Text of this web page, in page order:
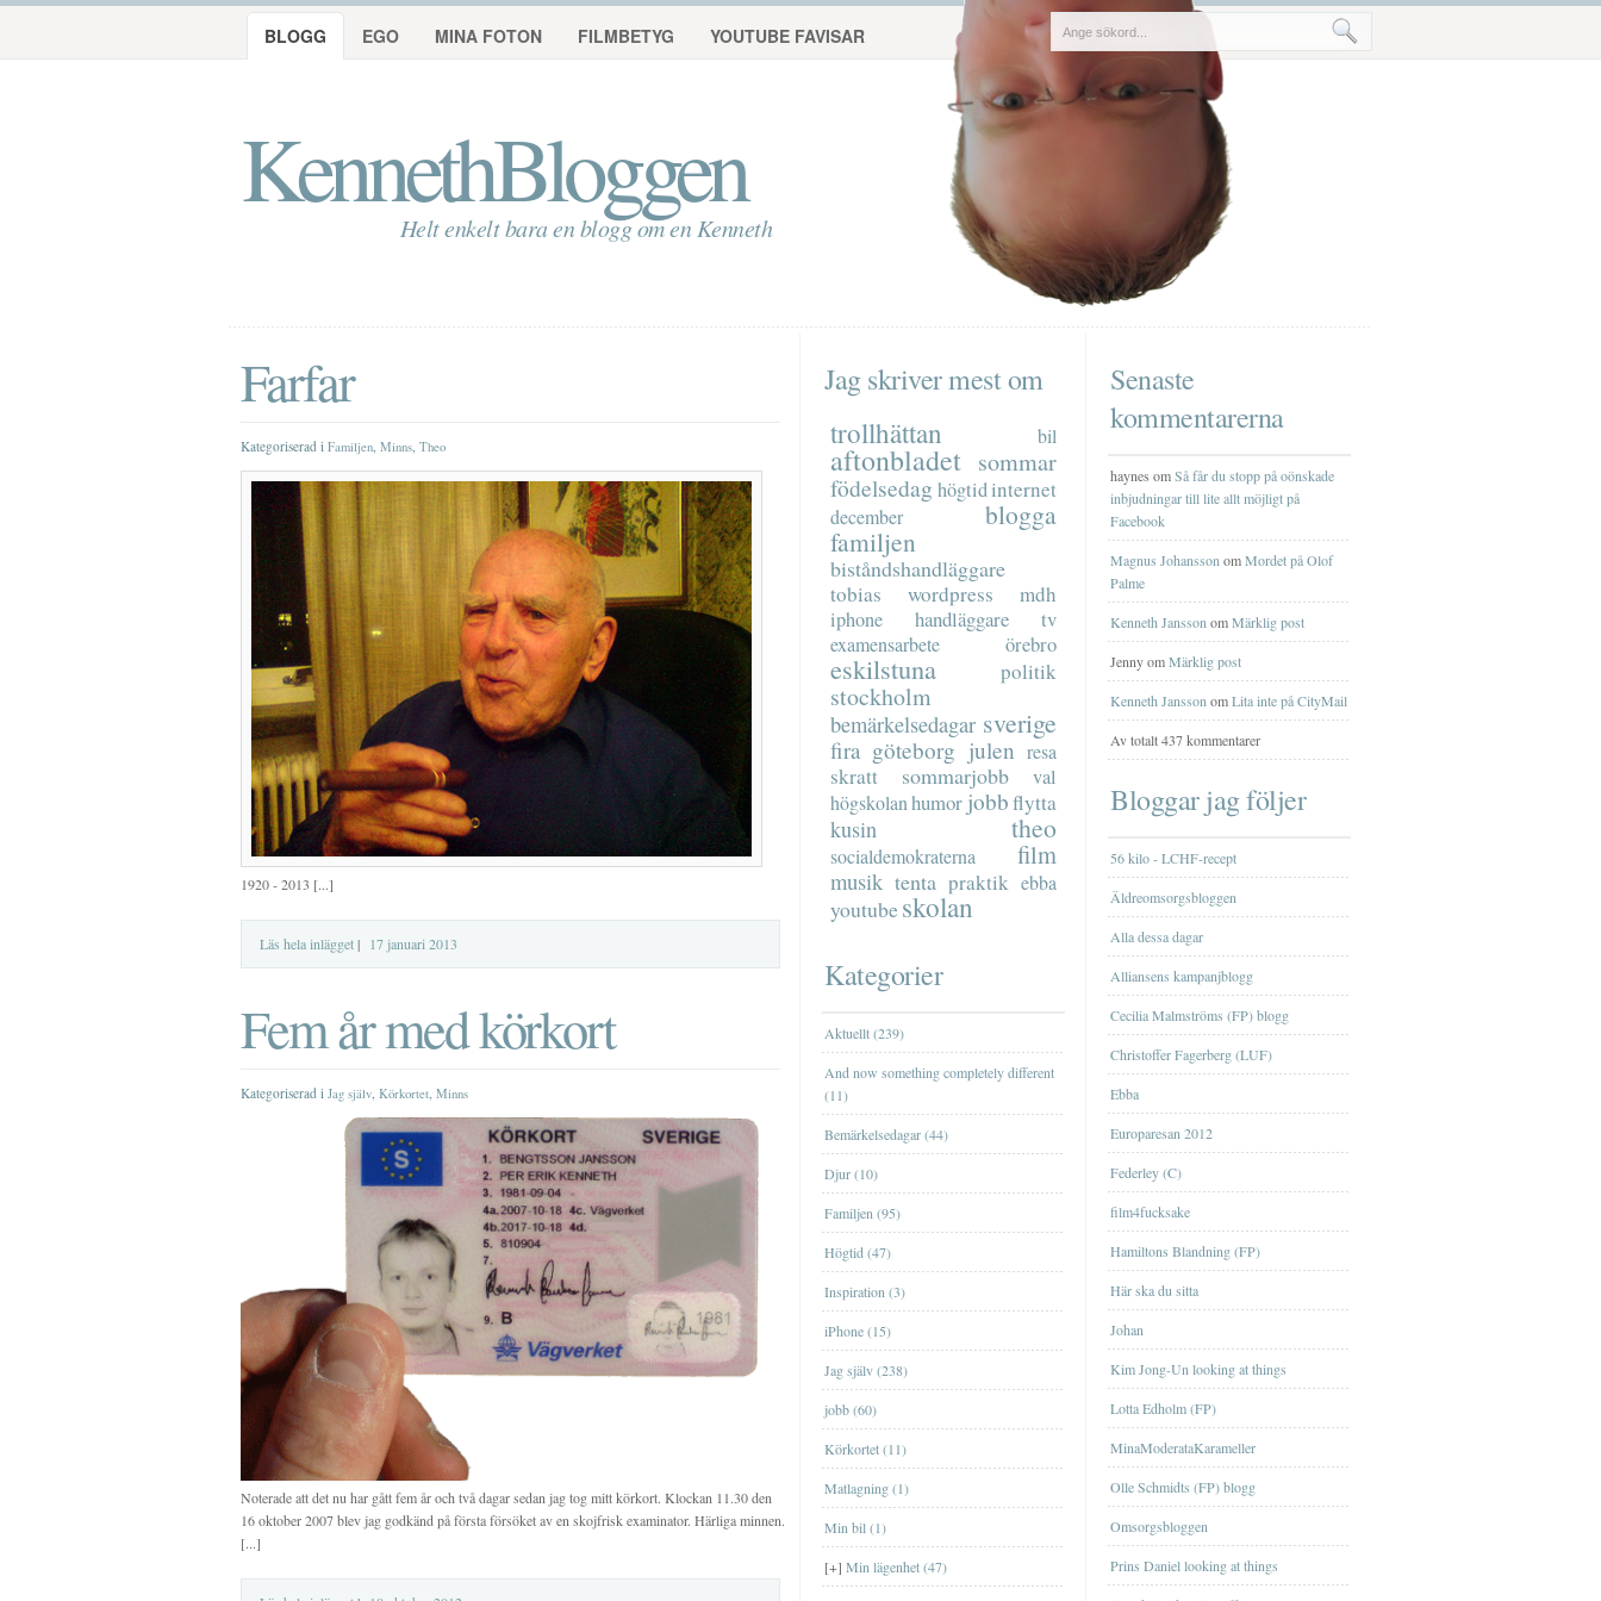
KennethBloggen
Helt enkelt bara en blogg om en Kenneth
BLOGG EGO MINA FOTON FILMBETYG YOUTUBE FAVISAR
Farfar
Kategoriserad i Familjen, Minns, Theo
1920 - 2013 [...]
Läs hela inlägget| 17 januari 2013
Fem år med körkort
Kategoriserad i Jag själv, Körkortet, Minns
Noterade att det nu har gått fem år och två dagar sedan jag tog mitt körkort. Klockan 11.30 den
16 oktober 2007 blev jag godkänd på första försöket av en skojfrisk examinator. Härliga minnen.
[...]
Jag skriver mest om
trollhättan bil
aftonbladet sommar
födelsedag högtidinternet
december blogga
familjen
biståndshandläggare
tobias wordpress mdh
iphone handläggare tv
examensarbete örebro
eskilstuna politik
stockholm
bemärkelsedagar sverige
fira göteborg julen resa
skratt sommarjobb val
högskolan humor jobbflytta
kusin theo
socialdemokraterna film
musik tenta praktik ebba
youtubeskolan
Kategorier
Aktuellt (239)
And now something completely different
(11)
Bemärkelsedagar (44)
Djur (10)
Familjen (95)
Högtid (47)
Inspiration (3)
iPhone (15)
Jag själv (238)
jobb (60)
Körkortet (11)
Matlagning (1)
Min bil (1)
[+] Min lägenhet (47)
Lägenheten i EskilstunaLägenheten i
Eskilstuna
Lägenheten i GislavedLägenheten i
Gislaved
Lägenheten i ÖrebroLägenheten i
Örebro
Lägenheten på HörngatanLägenheten på
Hörngatan
Lägenheten på KronogårdenLägenheten
på Kronogården
BöckerBöcker
Senaste
kommentarerna
haynes omSå får du stopp på oönskade
inbjudningar till lite allt möjligt på
Facebook
Magnus Johansson omMordet på Olof
Palme
Kenneth Jansson omMärklig post
Jenny omMärklig post
Kenneth Jansson omLita inte på CityMail
Av totalt 437 kommentarer
Bloggar jag följer
56 kilo - LCHF-recept
Äldreomsorgsbloggen
Alla dessa dagar
Alliansens kampanjblogg
Cecilia Malmströms (FP) blogg
Christoffer Fagerberg (LUF)
Ebba
Europaresan 2012
Federley (C)
film4fucksake
Hamiltons Blandning (FP)
Här ska du sitta
Johan
Kim Jong-Un looking at things
Lotta Edholm (FP)
MinaModerataKarameller
Olle Schmidts (FP) blogg
Omsorgsbloggen
Prins Daniel looking at things